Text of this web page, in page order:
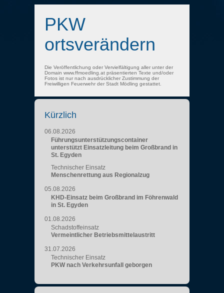
PKW
ortsverändern
Die Veröffentlichung oder Vervielfältigung aller unter der
Domain www.ffmoedling.at präsentierten Texte und/oder
Fotos ist nur nach ausdrücklicher Zustimmung der
Freiwilligen Feuerwehr der Stadt Mödling gestattet.
Kürzlich
06.08.2026
Führungsunterstützungscontainer
unterstützt Einsatzleitung beim Großbrand in
St. Egyden
Technischer Einsatz
Menschenrettung aus Regionalzug
05.08.2026
KHD-Einsatz beim Großbrand im Föhrenwald
in St. Egyden
01.08.2026
Schadstoffeinsatz
Vermeintlicher Betriebsmittelaustritt
31.07.2026
Technischer Einsatz
PKW nach Verkehrsunfall geborgen